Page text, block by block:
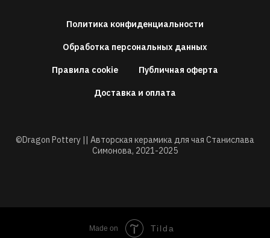
Политика конфиденциальности
Обработка персональных данных
Правила cookie Публичная оферта
Доставка и оплата
©Dragon Pottery || Авторская керамика для чая Станислава
Симонова, 2021-2025
Made on Tilda